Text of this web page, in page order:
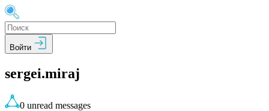
Войти
sergei.miraj
0 unread messages